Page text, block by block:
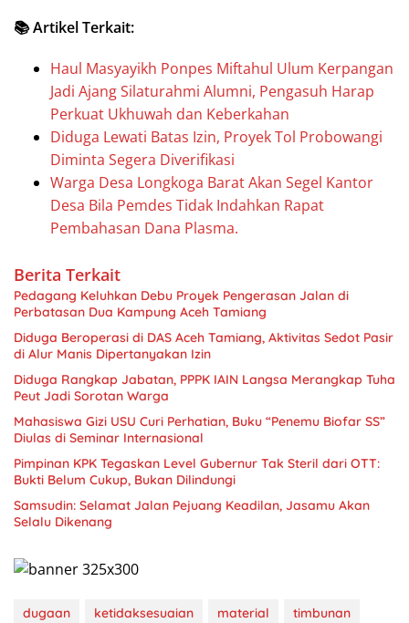
📚 Artikel Terkait:
Haul Masyayikh Ponpes Miftahul Ulum Kerpangan
Jadi Ajang Silaturahmi Alumni, Pengasuh Harap
Perkuat Ukhuwah dan Keberkahan
Diduga Lewati Batas Izin, Proyek Tol Probowangi
Diminta Segera Diverifikasi
Warga Desa Longkoga Barat Akan Segel Kantor
Desa Bila Pemdes Tidak Indahkan Rapat
Pembahasan Dana Plasma.
Berita Terkait
Pedagang Keluhkan Debu Proyek Pengerasan Jalan di
Perbatasan Dua Kampung Aceh Tamiang
Diduga Beroperasi di DAS Aceh Tamiang, Aktivitas Sedot Pasir
di Alur Manis Dipertanyakan Izin
Diduga Rangkap Jabatan, PPPK IAIN Langsa Merangkap Tuha
Peut Jadi Sorotan Warga
Mahasiswa Gizi USU Curi Perhatian, Buku “Penemu Biofar SS”
Diulas di Seminar Internasional
Pimpinan KPK Tegaskan Level Gubernur Tak Steril dari OTT:
Bukti Belum Cukup, Bukan Dilindungi
Samsudin: Selamat Jalan Pejuang Keadilan, Jasamu Akan
Selalu Dikenang
dugaan ketidaksesuaian material
timbunan